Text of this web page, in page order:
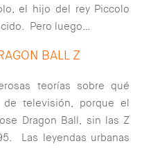
el hijo del rey Piccolo
Pero luego…
BALL Z
teorías sobre qué
televisión, porque el
Dragon Ball, sin las Z
Las leyendas urbanas